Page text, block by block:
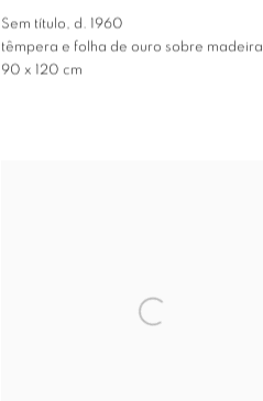
Sem título, d. 1960
têmpera e folha de ouro sobre madeira
90 x 120 cm